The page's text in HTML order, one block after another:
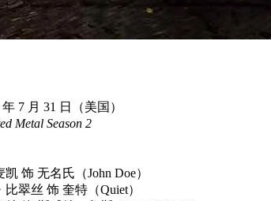
年 7 月 31 日（美国）
Metal Season 2
饰 无名氏（John Doe）
翠丝 饰 奎特（Quiet）